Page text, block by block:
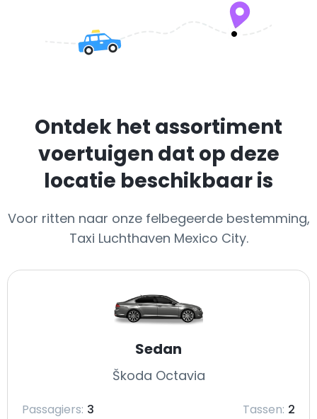
Ontdek het assortiment
voertuigen dat op deze
locatie beschikbaar is
Voor ritten naar onze felbegeerde bestemming,
Taxi Luchthaven Mexico City.
Sedan
Škoda Octavia
Passagiers: 3 Tassen: 2